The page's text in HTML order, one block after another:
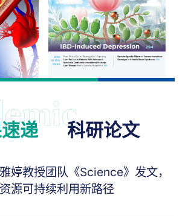
递 科研论文
婷教授团队《Science》发文，
源可持续利用新路径
医学院） PNAS